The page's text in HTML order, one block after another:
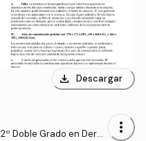
download Descargar
2º Doble Grado en Dere
more_vert